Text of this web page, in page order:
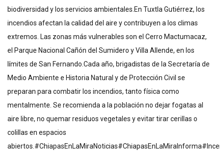
biodiversidad y los servicios ambientales.En Tuxtla Gutiérrez, los
incendios afectan la calidad del aire y contribuyen a los climas
extremos. Las zonas más vulnerables son el Cerro Mactumacaz,
el Parque Nacional Cañón del Sumidero y Villa Allende, en los
límites de San Fernando.Cada año, brigadistas de la Secretaría de
Medio Ambiente e Historia Natural y de Protección Civil se
preparan para combatir los incendios, tanto física como
mentalmente. Se recomienda a la población no dejar fogatas al
aire libre, no quemar residuos vegetales y evitar tirar cerillas o
colillas en espacios